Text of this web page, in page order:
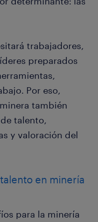
trabajadores,
preparados
Por eso,
también
talento,
y valoración del
en minería
para la minería